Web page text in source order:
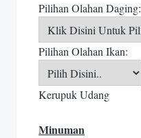
Pilihan Olahan Daging:
Pilihan Olahan Ikan:
Kerupuk Udang
Minuman